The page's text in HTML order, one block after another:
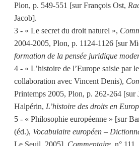
Plon, p. 549-551 [sur François Ost,
Jacob].
3 - « Le secret du droit naturel »,
2004-2005, Plon, p. 1124-1126 [sur
formation de la pensée juridique
4 - « L’histoire de l’Europe saisie par
collaboration avec Vincent Denis),
Printemps 2005, Plon, p. 262-264 [sur
Halpérin, L’histoire des droits en
5 - « Philosophie européenne » [sur
(éd.), Vocabulaire européen –
Le Seuil, 2005], Commentaire, n°